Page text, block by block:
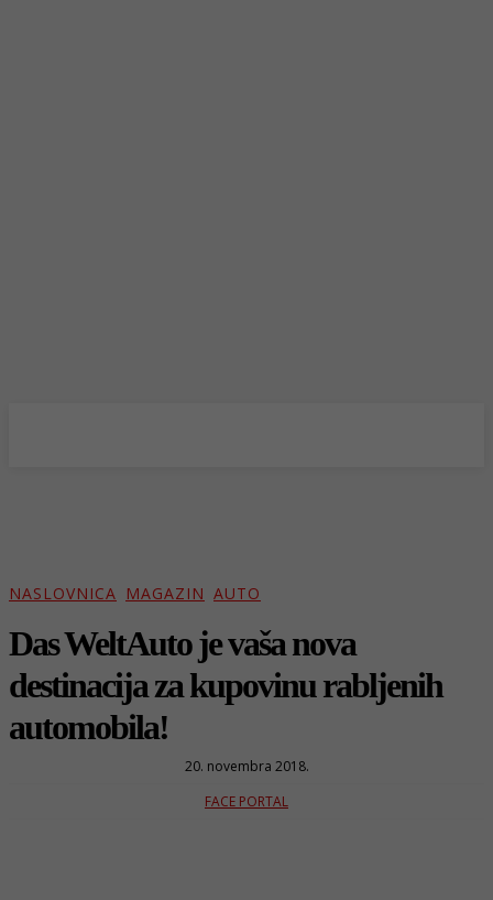
NASLOVNICA MAGAZIN AUTO
Das WeltAuto je vaša nova
destinacija za kupovinu rabljenih
automobila!
20. novembra 2018.
FACE PORTAL